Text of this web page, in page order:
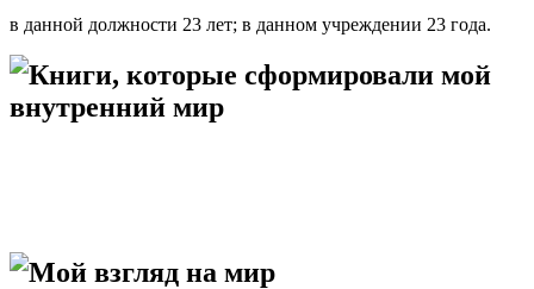
в данной должности 23 лет; в данном учреждении 23 года.
Книги, которые сформировали мой
внутренний мир
Мой взгляд на мир